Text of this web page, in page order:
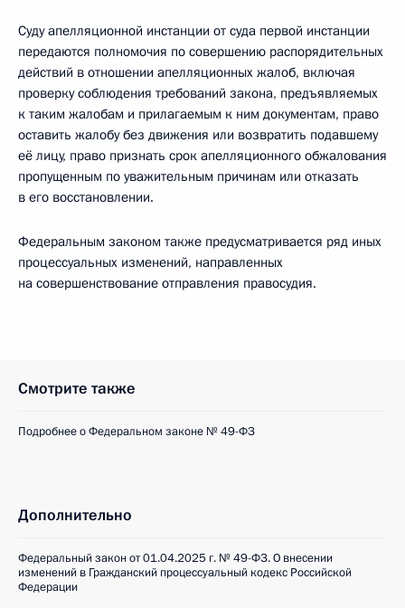
Суду апелляционной инстанции от суда первой инстанции
передаются полномочия по совершению распорядительных
действий в отношении апелляционных жалоб, включая
проверку соблюдения требований закона, предъявляемых
к таким жалобам и прилагаемым к ним документам, право
оставить жалобу без движения или возвратить подавшему
её лицу, право признать срок апелляционного обжалования
пропущенным по уважительным причинам или отказать
в его восстановлении.
Федеральным законом также предусматривается ряд иных
процессуальных изменений, направленных
на совершенствование отправления правосудия.
Смотрите также
Подробнее о Федеральном законе № 49-ФЗ
Дополнительно
Федеральный закон от 01.04.2025 г. № 49-ФЗ. О внесении
изменений в Гражданский процессуальный кодекс Российской
Федерации